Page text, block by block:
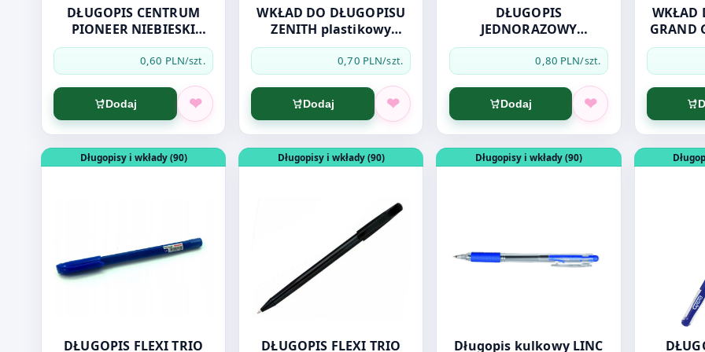
DŁUGOPIS CENTRUM
PIONEER NIEBIESKI
80085
0,60 PLN/szt.
Dodaj
WKŁAD DO DŁUGOPISU
ZENITH plastikowy
niebieski
0,70 PLN/szt.
Dodaj
DŁUGOPIS
JEDNORAZOWY
NIEBIESKI
ANTIBACTERIAL
0,80 PLN/szt.
Dodaj
WKŁAD
GRAND
Otwórz produkt: DŁUGOPIS FLEXI TRIO JET PENMATE NIEBIESKI
Długopisy i wkłady (90)
DŁUGOPIS FLEXI TRIO
Otwórz produkt: DŁUGOPIS FLEXI TRIO JET PENMATE CZARNY
Długopisy i wkłady (90)
DŁUGOPIS FLEXI TRIO
Otwórz produkt: Długopis kulkowy LINC TIP
Długopisy i wkłady (90)
Długopis kulkowy LINC
Otwórz